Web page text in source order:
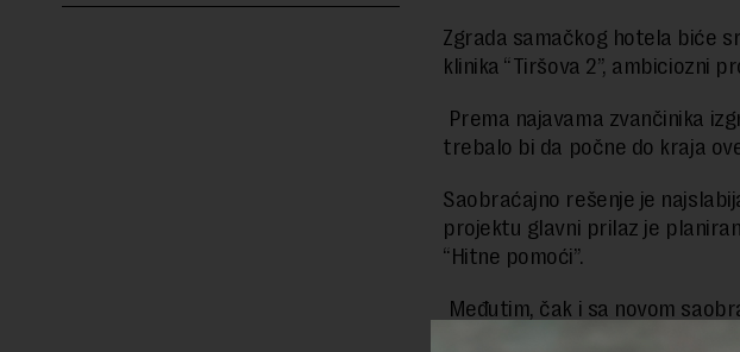
Zgrada samačkog hotela biće
klinika “Tiršova 2”, ambiciozni
Prema najavama zvančinika
trebalo bi da počne do kraja
Saobraćajno rešenje je
projektu glavni prilaz je
“Hitne pomoći”.
Međutim, čak i sa novom
i slabo pristupačan sve do